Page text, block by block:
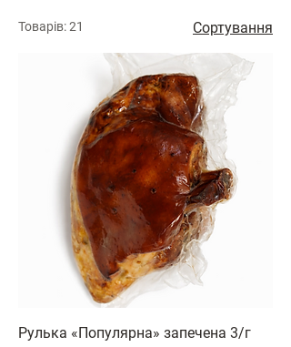
Товарів: 21 Сортування
Рулька «Популярна» запечена 3/г